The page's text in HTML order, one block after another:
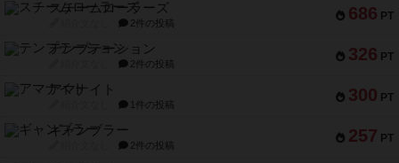
686 PT
スチームローラーズ
2件の投稿
326 PT
テンプテーション
2件の投稿
300 PT
アマナイト
1件の投稿
257 PT
ギャンブラー
2件の投稿